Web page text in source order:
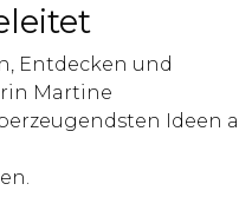
Entdecken und
Martine
Ideen